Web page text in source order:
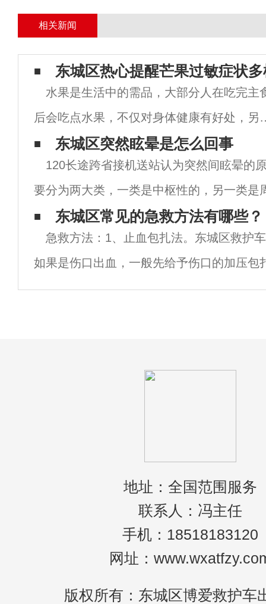
相关新闻
东城区热心提醒芒果过敏症状
水果是生活中的需品，大部分人在吃完主
后会吃点水果，不仅对身体健康有好处，另
还可以美容养颜，这些都是水果中特有的，
是并不是所以人吃所以的水果都没有问题的
就像我们很多人喜欢吃的芒果来说，有些是
对
东城区突然眩晕是怎么回事
120长途跨省接机送站认为突然间眩晕的
要分为两大类，一类是中枢性的，另一类是
如下：一、中枢性原因主要是和脑血管病有
循环缺血，表现为突然发作的眩晕、耳鸣、
东城区常见的急救方法有哪些？
急救方法：1、止血包扎法。东城区救护
如果是伤口出血，一般先给予伤口的加压包
压包扎之后还是止不了血，有可能是比较大
地址：全国范围服务
联系人：冯主任
手机：18518183120
网址：
版权所有：东城区博爱救护车